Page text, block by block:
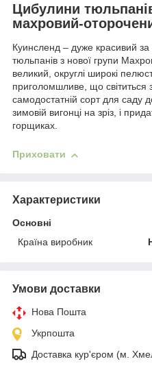
Цибулини
махровий-
Куинсленд – дуже красивий
тюльпанів з нової групи
великий, округлі широкі
приголомшливе, що
самодостатній сорт для саду
зимовій вигонці на зріз, і
горщиках.
Приховати
Характеристики
Основні
Країна виробник
Умови доставки
Нова Пошта
Укрпошта
Доставка кур'єром (м.